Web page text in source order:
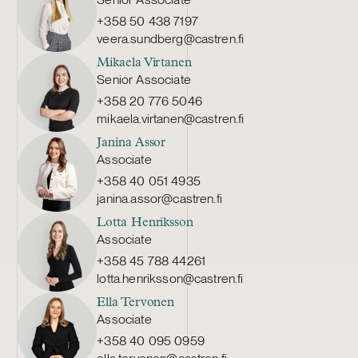
+358 50 438 7197
veera.sundberg@castren.fi
Mikaela Virtanen
Senior Associate
+358 20 776 5046
mikaela.virtanen@castren.fi
Janina Assor
Associate
+358 40 051 4935
janina.assor@castren.fi
Lotta Henriksson
Associate
+358 45 788 44261
lotta.henriksson@castren.fi
Ella Tervonen
Associate
+358 40 095 0959